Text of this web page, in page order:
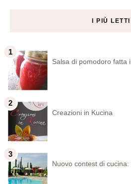
I PIÙ LETTI
Salsa di pomodoro fatta
Creazioni in Kucina
Nuovo contest di